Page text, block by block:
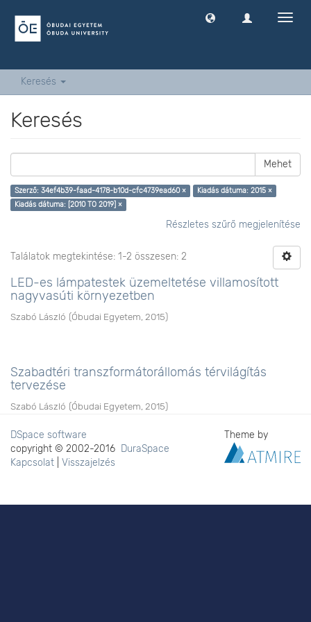
Keresés
Keresés
Mehet
Szerző: 34ef4b39-faad-4178-b10d-cfc4739ead60 ×
Kiadás dátuma: 2015 ×
Kiadás dátuma: [2010 TO 2019] ×
Részletes szűrő megjelenítése
Találatok megtekintése: 1-2 összesen: 2
LED-es lámpatestek üzemeltetése villamosított
nagyvasúti környezetben
Szabó László (Óbudai Egyetem 2015)
Szabadtéri transzformátorállomás térvilágítás
tervezése
Szabó László (Óbudai Egyetem 2015)
DSpace software
copyright © 2002-2016 DuraSpace
Kapcsolat
Visszajelzés
Theme by